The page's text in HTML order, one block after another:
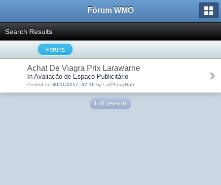
Fórum WMO
Search Results
Fóruns
Achat De Viagra Prix Larawarne
In Avaliação de Espaço Publicitário
Posted on 30/11/2017, 02:16 by LarPhozyHah
Full Version